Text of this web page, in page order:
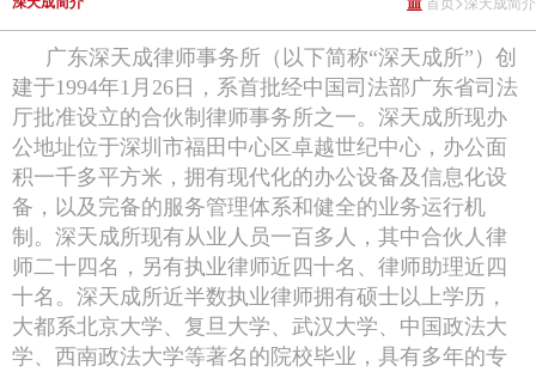
广东深天成律师事务所（以下简称“深天成所”）创
建于1994年1月26日，系首批经中国司法部广东省司法
厅批准设立的合伙制律师事务所之一。深天成所现办
公地址位于深圳市福田中心区卓越世纪中心，办公面
积一千多平方米，拥有现代化的办公设备及信息化设
备，以及完备的服务管理体系和健全的业务运行机
制。深天成所现有从业人员一百多人，其中合伙人律
师二十四名，另有执业律师近四十名、律师助理近四
十名。深天成所近半数执业律师拥有硕士以上学历，
大都系北京大学、复旦大学、武汉大学、中国政法大
学、西南政法大学等著名的院校毕业，具有多年的专